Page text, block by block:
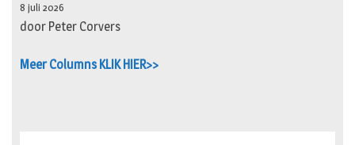
8 juli 2026
door Peter Corvers
Meer Columns KLIK HIER>>